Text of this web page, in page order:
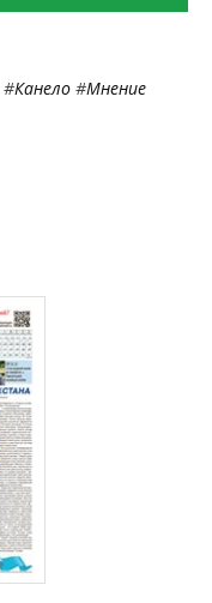
#Канело #Мнение